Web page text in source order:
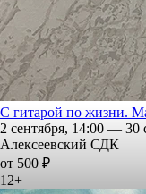
С гитарой по жизни.
2 сентября, 14:00 — 30
Алексеевский СДК
от 500 ₽
12+